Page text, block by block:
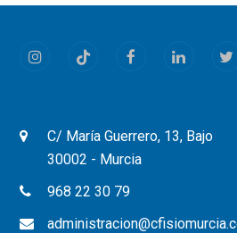
post:
InstagramTiktok FacebookLinkedIn
C/ María Guerrero, 13, Bajo
30002 - Murcia
968 22 30 79